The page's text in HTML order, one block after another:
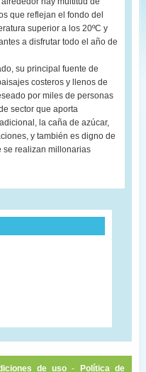
que reflejan el fondo del
superior a los 20ºC y
a disfrutar todo el año de
su principal fuente de
costeros y llenos de
por miles de personas
sector que aporta
la caña de azúcar,
y también es digno de
se realizan millonarias
de uso - Política de